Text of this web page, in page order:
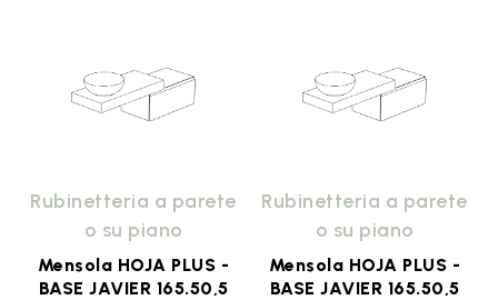
Rubinetteria a parete
o su piano
Mensola HOJA PLUS -
BASE JAVIER 165.50,5
Rubinetteria a parete
o su piano
Mensola HOJA PLUS -
BASE JAVIER 165.50,5